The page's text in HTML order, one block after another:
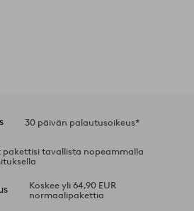
30 päivän palautusoikeus*
pakettisi tavallista nopeammalla
Koskee yli 64,90 EUR
normaalipakettia